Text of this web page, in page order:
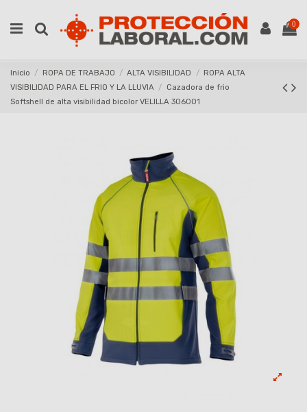
0
Inicio ROPA DE TRABAJO ALTA VISIBILIDAD
ROPA ALTA
VISIBILIDAD PARA EL FRIO Y LA LLUVIA
Cazadora de frio
Softshell de alta visibilidad bicolor VELILLA 306001